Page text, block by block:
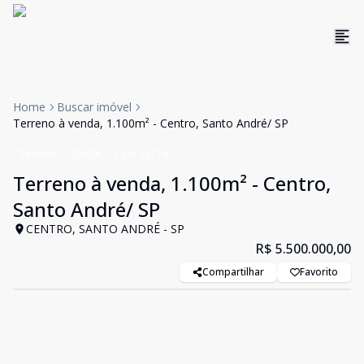
Home
Buscar imóvel
Terreno à venda, 1.100m² - Centro, Santo André/ SP
Terreno à venda, 1.100m² - Centro,
Santo André/ SP
CENTRO, SANTO ANDRÉ - SP
R$ 5.500.000,00
Compartilhar Favorito